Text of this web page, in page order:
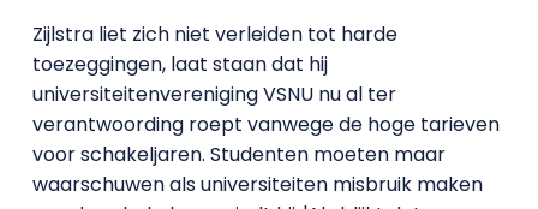
Zijlstra liet zich niet verleiden tot harde
toezeggingen, laat staan dat hij
universiteitenvereniging VSNU nu al ter
verantwoording roept vanwege de hoge tarieven
voor schakeljaren. Studenten moeten maar
waarschuwen als universiteiten misbruik maken